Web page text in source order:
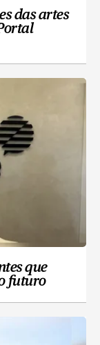
das artes
que
futuro